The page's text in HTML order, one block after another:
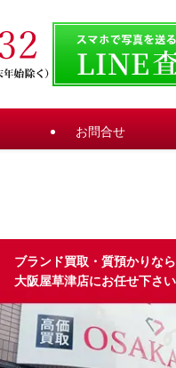
お問合せ
ブランド買取・質預かりなら
大阪屋草津店にお任せ下さい